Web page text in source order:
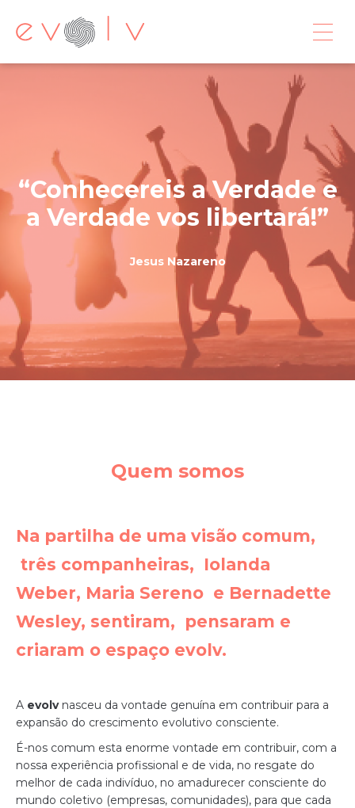
Conhecereis a Verdade e
a Verdade vos libertará!
Jesus Nazareno
Quem somos
Na partilha de uma visão comum,
três companheiras, Iolanda
Weber, Maria Sereno e Bernadette
Wesley, sentiram, pensaram e
criaram o espaço evolv.
A evolvnasceu da vontade genuína em contribuir para a
expansão do crescimento evolutivo consciente.
É-nos comum esta enorme vontade em contribuir, com a
nossa experiência profissional e de vida, no resgate do
melhor de cada indivíduo, no amadurecer consciente do
mundo coletivo (empresas, comunidades), para que cada